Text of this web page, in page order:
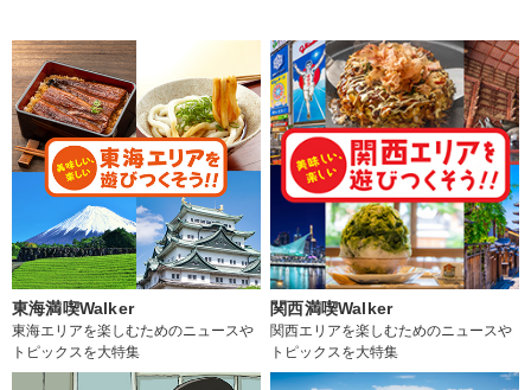
東海満喫Walker
東海エリアを楽しむためのニュースや
トピックスを大特集
関西満喫Walker
関西エリアを楽しむためのニュースや
トピックスを大特集